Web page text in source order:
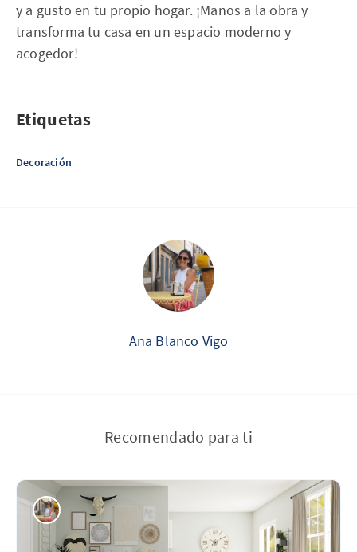
y a gusto en tu propio hogar. ¡Manos a la obra y
transforma tu casa en un espacio moderno y
acogedor!
Etiquetas
Decoración
Ana Blanco Vigo
Recomendado para ti